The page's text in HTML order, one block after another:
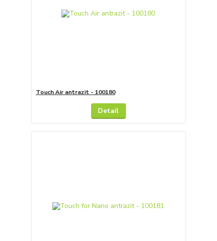
Touch Air antrazit - 100180
Detail